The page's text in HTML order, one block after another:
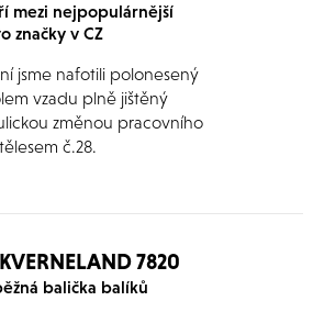
mezi nejpopulárnější
značky v CZ
jsme nafotili polonesený
vzadu plně jištěný
změnou pracovního
č.28.
7820
balička balíků